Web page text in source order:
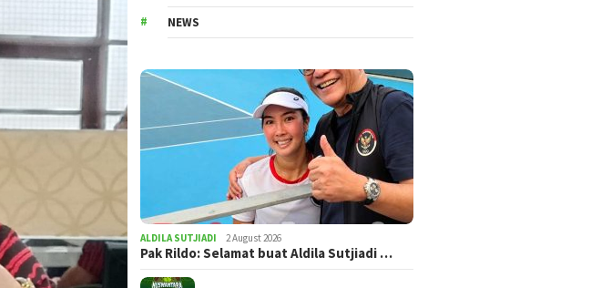
NEWS
ALDILA SUTJIADI 2 August 2026
Pak Rildo: Selamat buat Aldila Sutjiadi …